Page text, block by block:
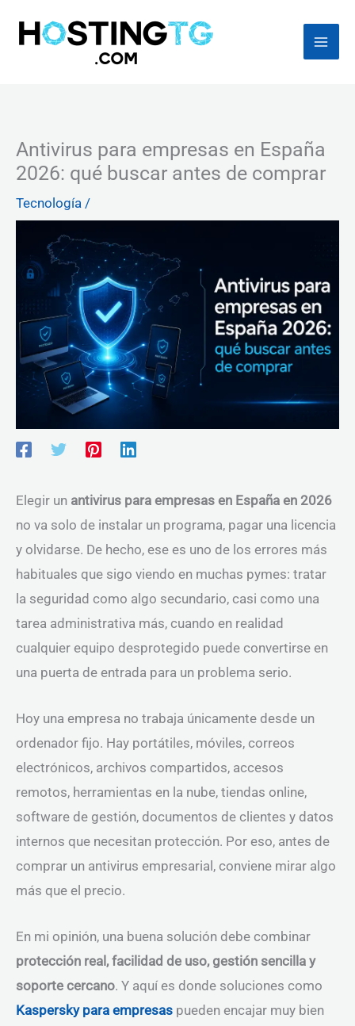
Antivirus para empresas en España
2026: qué buscar antes de comprar
Tecnología /
Elegir un antivirus para empresas en España en 2026
no va solo de instalar un programa, pagar una licencia
y olvidarse. De hecho, ese es uno de los errores más
habituales que sigo viendo en muchas pymes: tratar
la seguridad como algo secundario, casi como una
tarea administrativa más, cuando en realidad
cualquier equipo desprotegido puede convertirse en
una puerta de entrada para un problema serio.
Hoy una empresa no trabaja únicamente desde un
ordenador fijo. Hay portátiles, móviles, correos
electrónicos, archivos compartidos, accesos
remotos, herramientas en la nube, tiendas online,
software de gestión, documentos de clientes y datos
internos que necesitan protección. Por eso, antes de
comprar un antivirus empresarial, conviene mirar algo
más que el precio.
En mi opinión, una buena solución debe combinar
protección real, facilidad de uso, gestión sencilla y
soporte cercano. Y aquí es donde soluciones como
Kaspersky para empresas pueden encajar muy bien